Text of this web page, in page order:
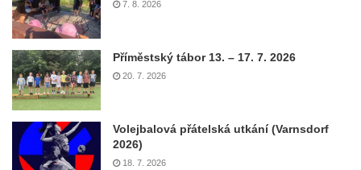
7. 8. 2026
Příměstský tábor 13. – 17. 7. 2026
20. 7. 2026
Volejbalová přátelská utkání (Varnsdorf
2026)
18. 7. 2026